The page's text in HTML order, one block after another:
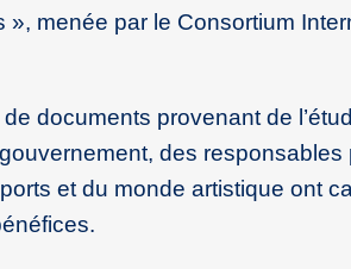
menée par le Consortium
documents provenant de
des
et du monde artistique ont